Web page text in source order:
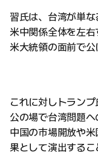
習氏は、台湾が単な
米中関係全体を左右
米大統領の面前で公
これに対しトランプ
公の場で台湾問題へ
中国の市場開放や
果として演出する